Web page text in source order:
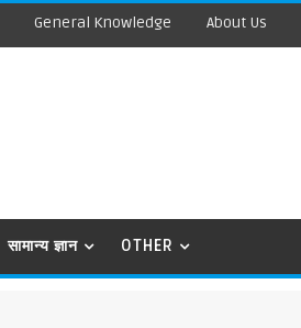
General Knowledge About Us
सामान्य ज्ञान OTHER